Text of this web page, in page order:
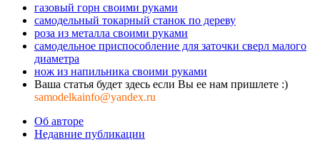
газовый горн своими руками
самодельный токарный станок по дереву
роза из металла своими руками
самодельное приспособление для заточки сверл малого
диаметра
нож из напильника своими руками
Ваша статья будет здесь если Вы ее нам пришлете :)
samodelkainfo@yandex.ru
Об авторе
Недавние публикации